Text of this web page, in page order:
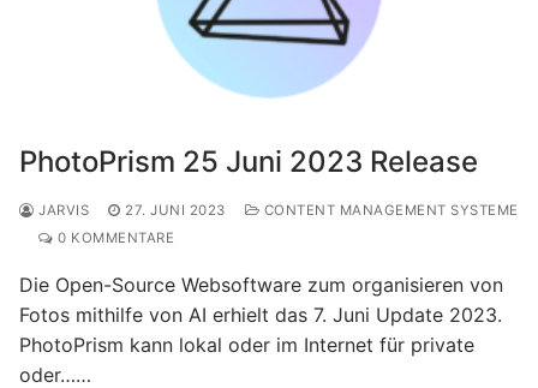
PhotoPrism 25 Juni 2023 Release
JARVIS 27. JUNI 2023
CONTENT MANAGEMENT SYSTEME
0 KOMMENTARE
Die Open-Source Websoftware zum organisieren von
Fotos mithilfe von AI erhielt das 7. Juni Update 2023.
PhotoPrism kann lokal oder im Internet für private
oder……